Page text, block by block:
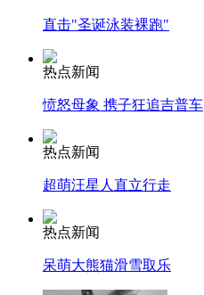
直击"圣诞泳装裸跑"
热点新闻
愤怒母象 携子狂追吉普车
热点新闻
超萌汪星人直立行走
热点新闻
呆萌大熊猫滑雪取乐